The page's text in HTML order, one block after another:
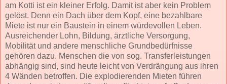
am Kotti ist ein kleiner Erfolg. Damit ist aber kein Problem
gelöst. Denn ein Dach über dem Kopf, eine bezahlbare
Miete ist nur ein Baustein in einem würdevollen Leben.
Ausreichender Lohn, Bildung, ärztliche Versorgung,
Mobilität und andere menschliche Grundbedürfnisse
gehören dazu. Menschen die von sog. Transferleistungen
abhängig sind, sind heute leicht von Verdrängung aus ihren
4 Wänden betroffen. Die explodierenden Mieten führen